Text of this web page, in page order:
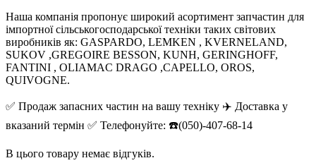
Наша компанія пропонує широкий асортимент запчастин для
імпортної сільськогосподарської техніки таких світових
виробників як: GASPARDO, LEMKEN , KVERNELAND,
SUKOV ,GREGOIRE BESSON, KUNH, GERINGHOFF,
FANTINI , OLIAMAC DRAGO ,CAPELLO, OROS,
QUIVOGNE.
✅ Продаж запасних частин на вашу техніку ✈️ Доставка у
вказаний термін ✅ Телефонуйте: ☎️(050)-407-68-14
В цього товару немає відгуків.